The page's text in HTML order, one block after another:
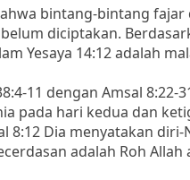
bintang-bintang
diciptakan.
Yesaya 14:12 adalah
11 dengan Amsal
pada hari kedua dan
8:12 Dia menyatakan
adalah Roh Allah